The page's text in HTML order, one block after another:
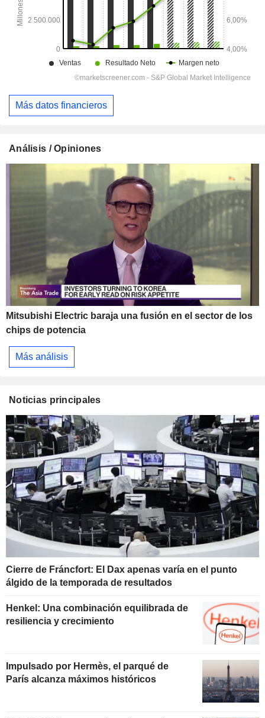
Más datos financieros
Análisis / Opiniones
Mitsubishi Electric baraja una fusión en el sector de los
chips de potencia
Más análisis
Noticias principales
Cierre de Fráncfort: El Dax apenas varía en el punto
álgido de la temporada de resultados
Henkel: Una combinación equilibrada de
resiliencia y crecimiento
Impulsado por Hermès, el parqué de
París alcanza máximos históricos